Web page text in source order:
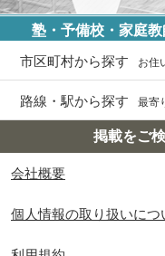
塾・予備校・家庭
市区町村から探す お住
路線・駅から探す 最寄
掲載をご
会社概要
個人情報の取り扱いにつ